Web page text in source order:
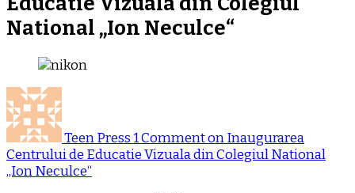
National „Ion Neculce“
Teen Press1 Commenton Inaugurarea
Centrului de Educatie Vizuala din Colegiul National
„Ion Neculce“